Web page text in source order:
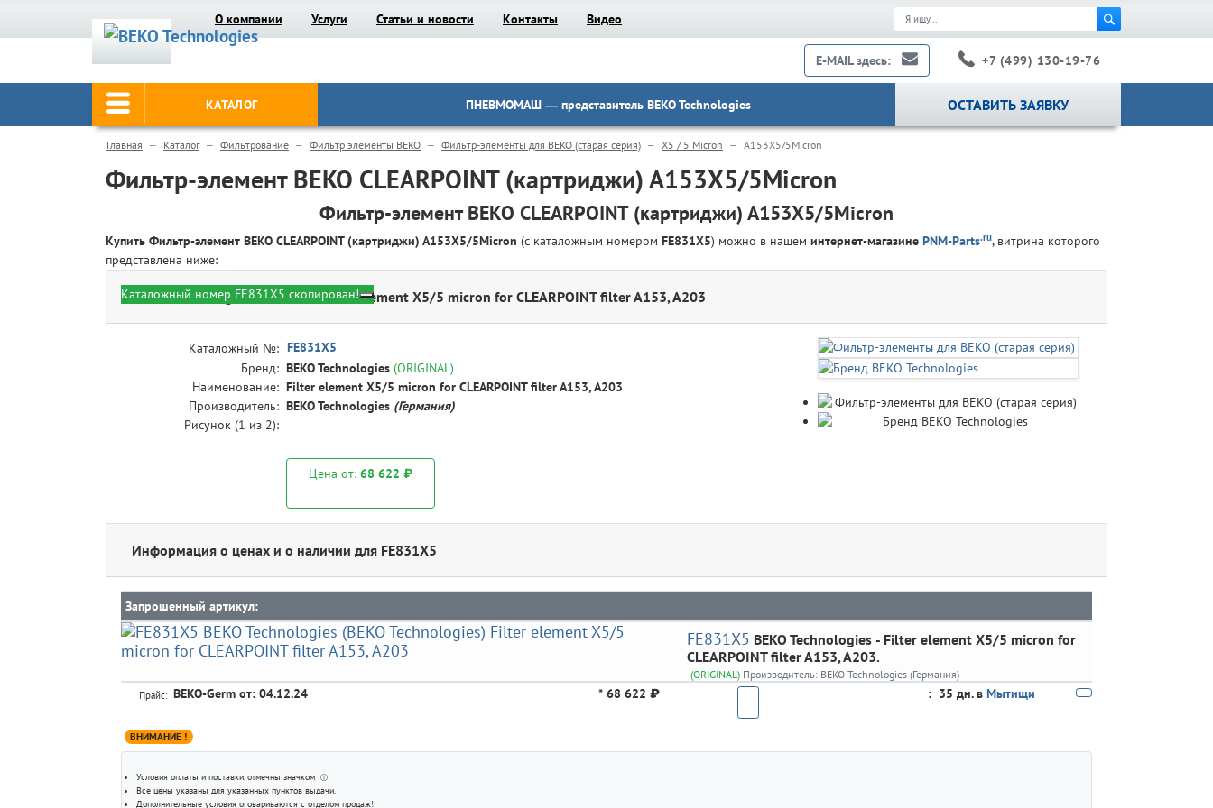
О компании Услуги Статьи и новости Контакты Видео
E-MAIL здесь: +7 (499) 130-19-76
КАТАЛОГ ПНЕВМОМАШ — представитель BEKO Technologies ОСТАВИТЬ ЗАЯВКУ
Главная Каталог Фильтрование Фильтр элементы BEKO Фильтр-элементы для BEKO (старая серия) X5 / 5 Micron A153X5/5Micron
Фильтр-элемент BEKO CLEARPOINT (картриджи) A153X5/5Micron
Фильтр-элемент BEKO CLEARPOINT (картриджи) A153X5/5Micron
Купить Фильтр-элемент BEKO CLEARPOINT (картриджи) A153X5/5Micron (с каталожным номером FE831X5) можно в нашем интернет-магазине PNM-Parts.ru, витрина которого
представлена ниже:
BEKO Technologies FE831X5 - Filter element X5/5 micron for CLEARPOINT filter A153, A203
Каталожный №: FE831X5
Бренд: BEKO Technologies (ORIGINAL)
Наименование: Filter element X5/5 micron for CLEARPOINT filter A153, A203
Производитель: BEKO Technologies (Германия)
Рисунок (1 из 2):
Цена от:68 622 ₽
Каталожный номер FE831X5 скопирован!
Информация о ценах и о наличии для FE831X5
Запрошенный артикул:
FE831X5 BEKO Technologies - Filter element X5/5 micron for
CLEARPOINT filter A153, A203.
(ORIGINAL) Производитель: BEKO Technologies (Германия)
Прайс: BEKO-Germ от: 04.12.24 * 68 622 ₽ : 35 дн. в Мытищи
ВНИМАНИЕ !
Условия оплаты и поставки, отмечны значком ⓘ
Все цены указаны для указанных пунктов выдачи.
Дополнительные условия оговариваются с отделом продаж!